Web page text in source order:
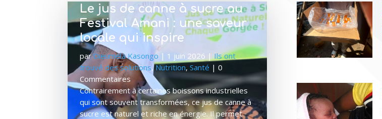
Le jus de canne à sucre au
Festival Amani : une saveur
locale qui inspire
parDieumela Kasongo | 1 juin 2026 |Ils ont
trouvé des solutions,Nutrition,Santé | 0
Commentaires
Contrairement à certaines boissons industrielles
qui sont souvent transformées, ce jus de canne à
sucre est naturel et riche en énergie. Il permet